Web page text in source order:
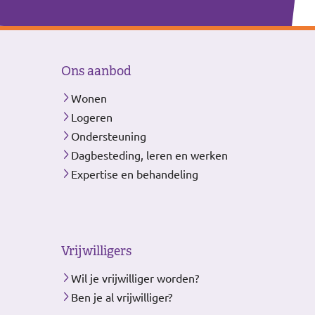
Ons aanbod
Wonen
Logeren
Ondersteuning
Dagbesteding, leren en werken
Expertise en behandeling
Vrijwilligers
Wil je vrijwilliger worden?
Ben je al vrijwilliger?